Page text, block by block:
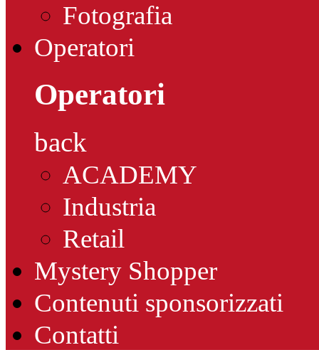
Fotografia
Operatori
Operatori
back
ACADEMY
Industria
Retail
Mystery Shopper
Contenuti sponsorizzati
Contatti